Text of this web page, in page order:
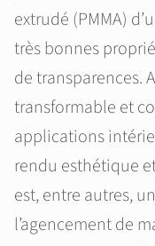
extrudé (PMMA)
très bonnes
de transparences.
transformable et
applications
rendu esthétique
est, entre autres,
l’agencement de